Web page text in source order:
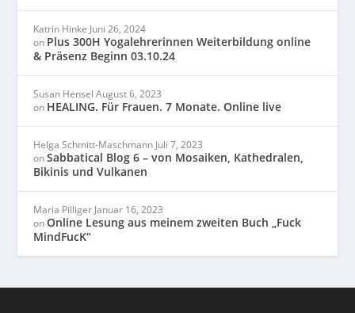
Katrin Hinke Juni 26, 2024
on Plus 300H Yogalehrerinnen Weiterbildung online
& Präsenz Beginn 03.10.24
Susan Hensel August 6, 2023
on HEALING. Für Frauen. 7 Monate. Online live
Helga Schmitt-Maschmann Juli 7, 2023
onSabbatical Blog 6 – von Mosaiken, Kathedralen,
Bikinis und Vulkanen
Maria Pilliger Januar 16, 2023
onOnline Lesung aus meinem zweiten Buch „Fuck
MindFucK“